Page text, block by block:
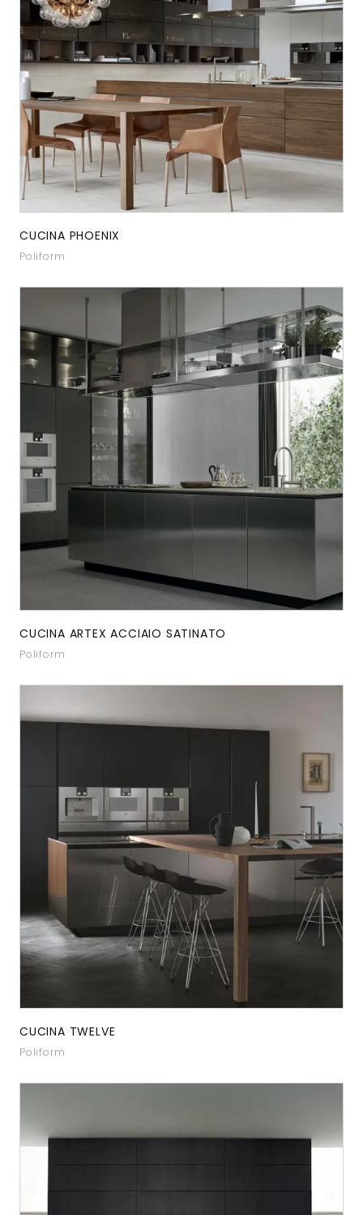
CUCINA PHOENIX
Poliform
CUCINA ARTEX ACCIAIO SATINATO
Poliform
CUCINA TWELVE
Poliform